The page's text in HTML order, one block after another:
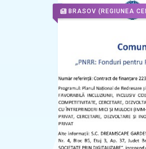
BRASOV (REGIUNEA